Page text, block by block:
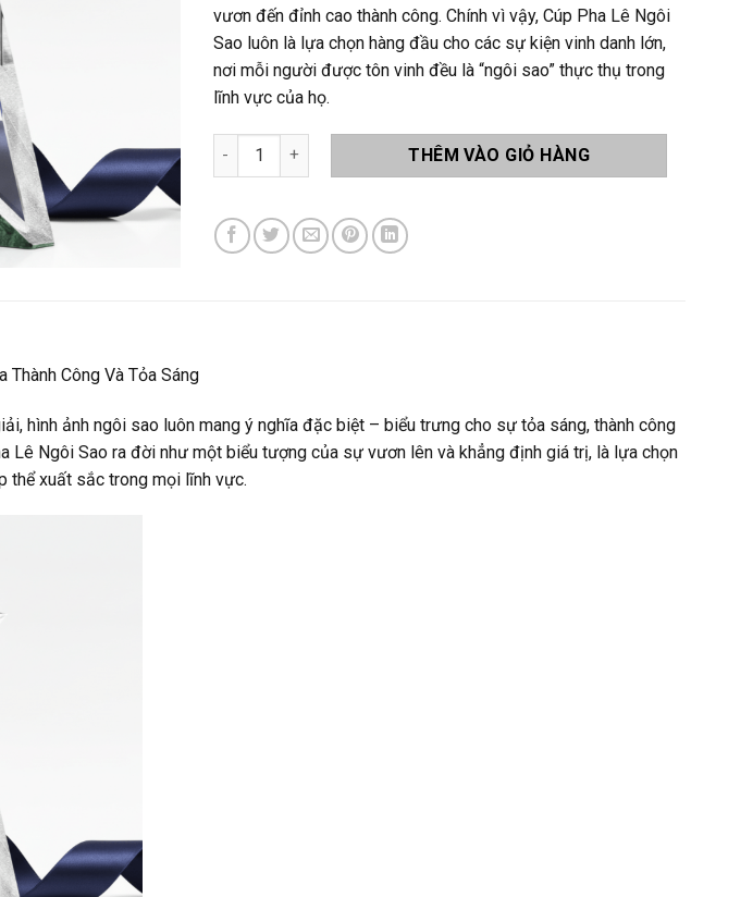
vươn đến đỉnh cao thành công. Chính vì vậy, Cúp Pha Lê Ngôi
Sao luôn là lựa chọn hàng đầu cho các sự kiện vinh danh lớn,
nơi mỗi người được tôn vinh đều là “ngôi sao” thực thụ trong
lĩnh vực của họ.
Cúp Ngôi Sao LAS13 số lượngTHÊM VÀO GIỎ HÀNG
Thành Công Và Tỏa Sáng
hình ảnh ngôi sao luôn mang ý nghĩa đặc biệt – biểu trưng cho sự tỏa sáng, thành công
Lê Ngôi Sao ra đời như một biểu tượng của sự vươn lên và khẳng định giá trị, là lựa chọn
thể xuất sắc trong mọi lĩnh vực.